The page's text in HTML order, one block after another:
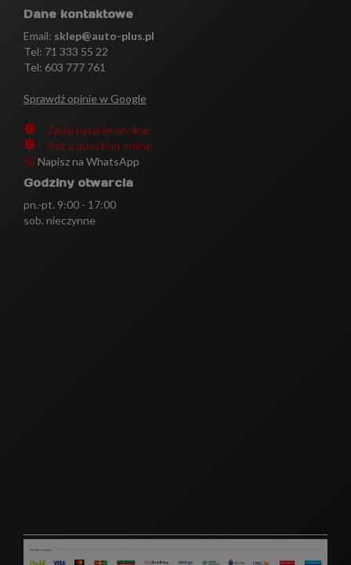
Dane kontaktowe
Email: sklep@auto-plus.pl
Tel: 71 333 55 22
Tel: 603 777 761
Sprawdź opinie w Google
Zadaj pytanie on-line
Ask a question online
Napisz na WhatsApp
Godziny otwarcia
pn.-pt. 9:00 - 17:00
sob. nieczynne